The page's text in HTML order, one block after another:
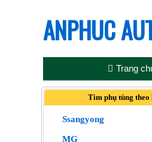
ANPHUC
Trang
Tìm phụ tùng theo
Ssangyong
MG